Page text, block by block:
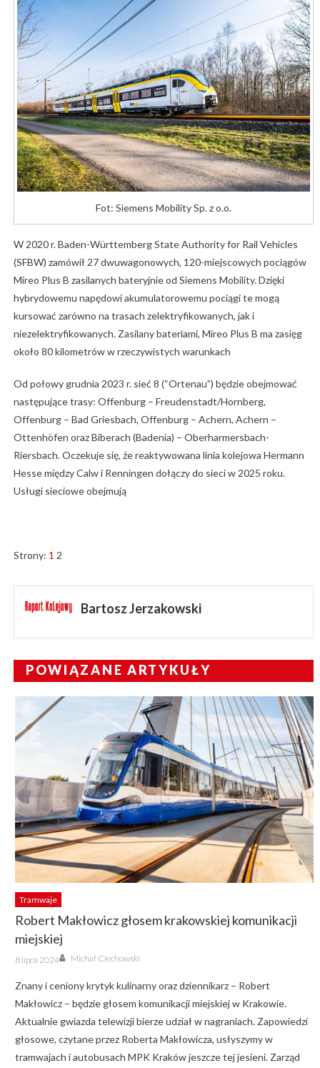
Fot: Siemens Mobility Sp. z o.o.
W 2020 r. Baden-Württemberg State Authority for Rail Vehicles
(SFBW) zamówił 27 dwuwagonowych, 120-miejscowych pociągów
Mireo Plus B zasilanych bateryjnie od Siemens Mobility. Dzięki
hybrydowemu napędowi akumulatorowemu pociągi te mogą
kursować zarówno na trasach zelektryfikowanych, jak i
niezelektryfikowanych. Zasilany bateriami, Mireo Plus B ma zasięg
około 80 kilometrów w rzeczywistych warunkach
Od połowy grudnia 2023 r. sieć 8 (“Ortenau”) będzie obejmować
następujące trasy: Offenburg – Freudenstadt/Hornberg,
Offenburg – Bad Griesbach, Offenburg – Achern, Achern –
Ottenhöfen oraz Biberach (Badenia) – Oberharmersbach-
Riersbach. Oczekuje się, że reaktywowana linia kolejowa Hermann
Hesse między Calw i Renningen dołączy do sieci w 2025 roku.
Usługi sieciowe obejmują
Strony: 1 2
Bartosz Jerzakowski
POWIĄZANE ARTYKUŁY
Tramwaje
Robert Makłowicz głosem krakowskiej komunikacji
miejskiej
Posted
on
8 lipca 2024 Author
Michał Ciechowski
Znany i ceniony krytyk kulinarny oraz dziennikarz – Robert
Makłowicz – będzie głosem komunikacji miejskiej w Krakowie.
Aktualnie gwiazda telewizji bierze udział w nagraniach. Zapowiedzi
głosowe, czytane przez Roberta Makłowicza, usłyszymy w
tramwajach i autobusach MPK Kraków jeszcze tej jesieni. Zarząd